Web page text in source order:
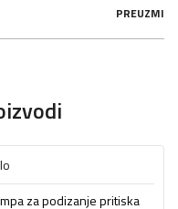
PREUZMI
za podizanje pritiska